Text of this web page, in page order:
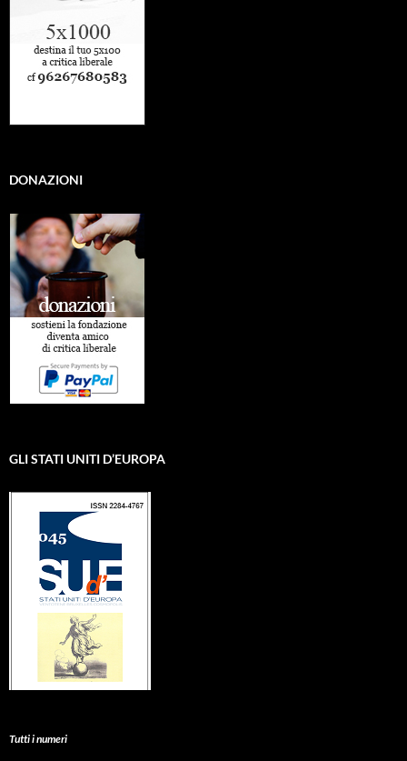
DONAZIONI
GLI STATI UNITI D’EUROPA
Tutti i numeri